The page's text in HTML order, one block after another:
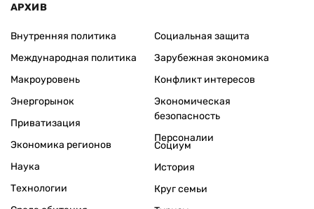
АРХИВ
Внутренняя политика
Международная политика
Макроуровень
Энергорынок
Приватизация
Экономика регионов
Социальная защита
Зарубежная экономика
Конфликт интересов
Экономическая
безопасность
Персоналии
Наука
Технологии
Социум
История
Круг семьи